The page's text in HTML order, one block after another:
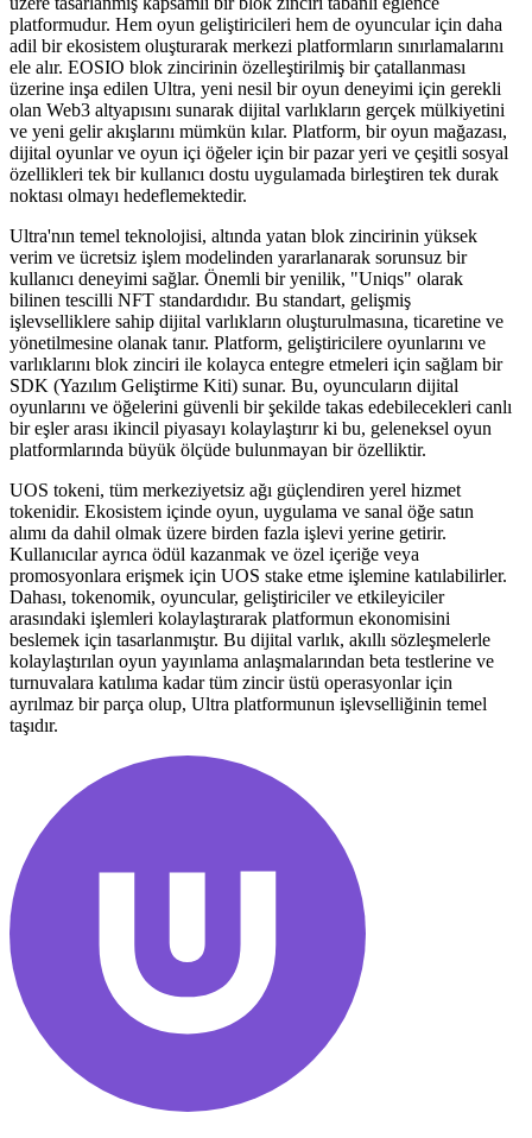
platformudur. Hem oyun geliştiricileri hem de oyuncular için daha
adil bir ekosistem oluşturarak merkezi platformların sınırlamalarını
ele alır. EOSIO blok zincirinin özelleştirilmiş bir çatallanması
üzerine inşa edilen Ultra, yeni nesil bir oyun deneyimi için gerekli
olan Web3 altyapısını sunarak dijital varlıkların gerçek mülkiyetini
ve yeni gelir akışlarını mümkün kılar. Platform, bir oyun mağazası,
dijital oyunlar ve oyun içi öğeler için bir pazar yeri ve çeşitli sosyal
özellikleri tek bir kullanıcı dostu uygulamada birleştiren tek durak
noktası olmayı hedeflemektedir.
Ultra'nın temel teknolojisi, altında yatan blok zincirinin yüksek
verim ve ücretsiz işlem modelinden yararlanarak sorunsuz bir
kullanıcı deneyimi sağlar. Önemli bir yenilik, "Uniqs" olarak
bilinen tescilli NFT standardıdır. Bu standart, gelişmiş
işlevselliklere sahip dijital varlıkların oluşturulmasına, ticaretine ve
yönetilmesine olanak tanır. Platform, geliştiricilere oyunlarını ve
varlıklarını blok zinciri ile kolayca entegre etmeleri için sağlam bir
SDK (Yazılım Geliştirme Kiti) sunar. Bu, oyuncuların dijital
oyunlarını ve öğelerini güvenli bir şekilde takas edebilecekleri canlı
bir eşler arası ikincil piyasayı kolaylaştırır ki bu, geleneksel oyun
platformlarında büyük ölçüde bulunmayan bir özelliktir.
UOS tokeni, tüm merkeziyetsiz ağı güçlendiren yerel hizmet
tokenidir. Ekosistem içinde oyun, uygulama ve sanal öğe satın
alımı da dahil olmak üzere birden fazla işlevi yerine getirir.
Kullanıcılar ayrıca ödül kazanmak ve özel içeriğe veya
promosyonlara erişmek için UOS stake etme işlemine katılabilirler.
Dahası, tokenomik, oyuncular, geliştiriciler ve etkileyiciler
arasındaki işlemleri kolaylaştırarak platformun ekonomisini
beslemek için tasarlanmıştır. Bu dijital varlık, akıllı sözleşmelerle
kolaylaştırılan oyun yayınlama anlaşmalarından beta testlerine ve
turnuvalara katılıma kadar tüm zincir üstü operasyonlar için
ayrılmaz bir parça olup, Ultra platformunun işlevselliğinin temel
taşıdır.